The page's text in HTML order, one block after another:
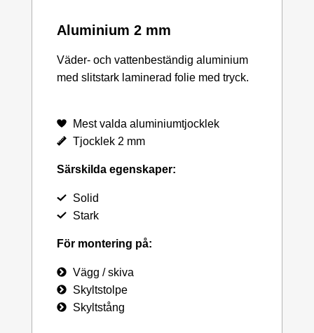
Aluminium 2 mm
Väder- och vattenbeständig aluminium
med slitstark laminerad folie med tryck.
Mest valda aluminiumtjocklek
Tjocklek 2 mm
Särskilda egenskaper:
Solid
Stark
För montering på:
Vägg / skiva
Skyltstolpe
Skyltstång